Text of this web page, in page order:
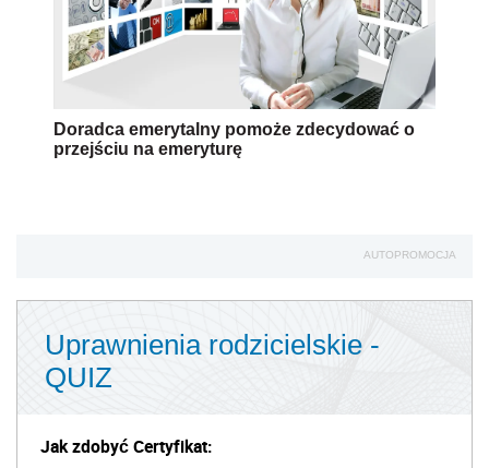
Doradca emerytalny pomoże zdecydować o
przejściu na emeryturę
AUTOPROMOCJA
Uprawnienia rodzicielskie -
QUIZ
Jak zdobyć Certyfikat: